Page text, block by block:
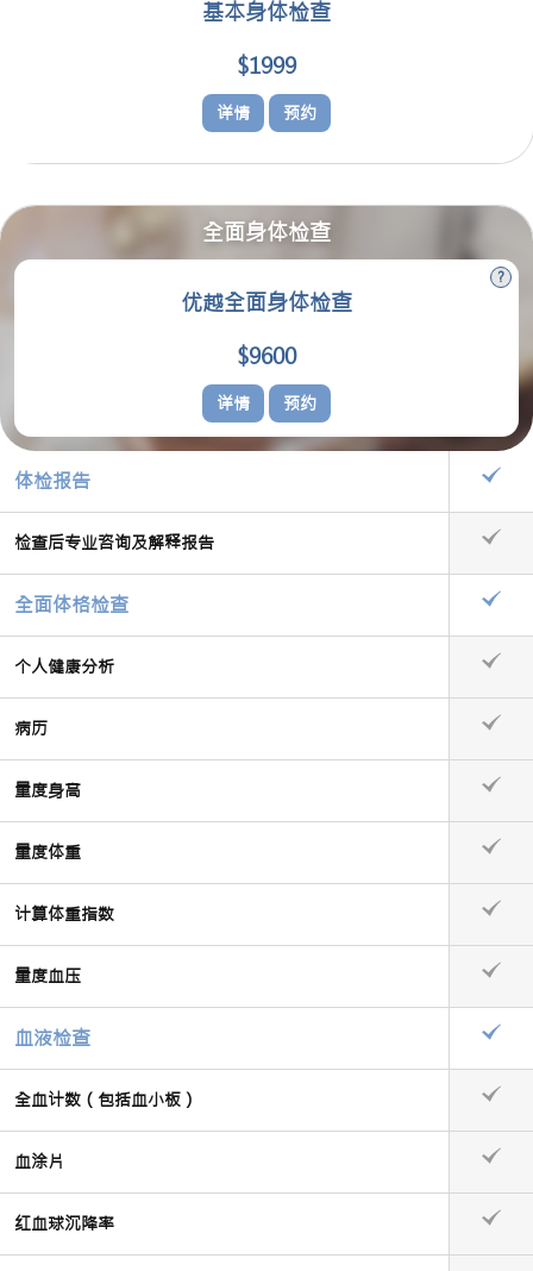
基本身体检查
$1999
详情 预约
全面身体检查
优越全面身体检查
$9600
详情 预约
体检报告
检查后专业咨询及解释报告
全面体格检查
个人健康分析
病历
量度身高
量度体重
计算体重指数
量度血压
血液检查
全血计数（包括血小板）
血涂片
红血球沉降率